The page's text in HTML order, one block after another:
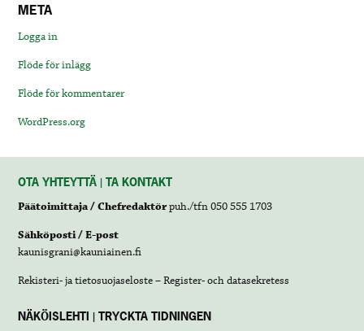
META
Logga in
Flöde för inlägg
Flöde för kommentarer
WordPress.org
OTA YHTEYTTÄ | TA KONTAKT
Päätoimittaja / Chefredaktörpuh./tfn 050 555 1703
Sähköposti / E-post
kaunisgrani@kauniainen.fi
Rekisteri- ja tietosuojaseloste – Register- och datasekretess
NÄKÖISLEHTI | TRYCKTA TIDNINGEN